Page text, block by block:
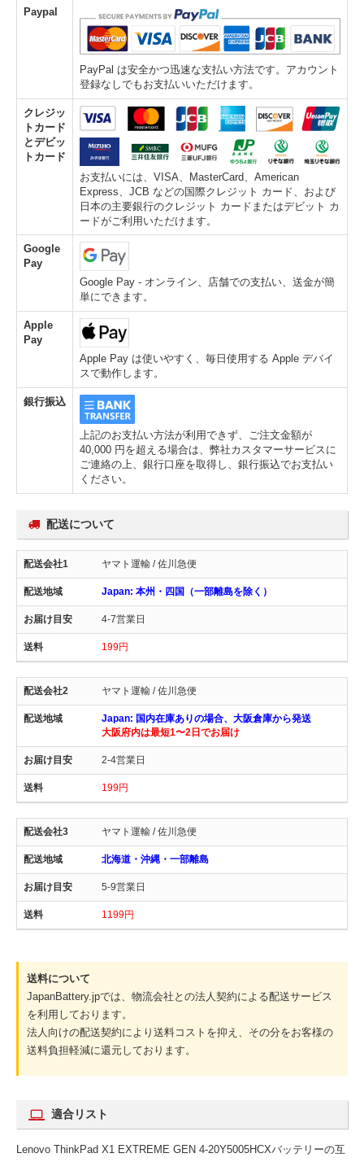
Paypal
PayPal は安全かつ迅速な支払い方法です。アカウント
登録なしでもお支払いいただけます。
クレジッ
トカード
とデビッ
トカード
お支払いには、VISA、MasterCard、American
Express、JCB などの国際クレジット カード、および
日本の主要銀行のクレジット カードまたはデビット カ
ードがご利用いただけます。
Google
Pay
Google Pay - オンライン、店舗での支払い、送金が簡
単にできます。
Apple
Pay
Apple Pay は使いやすく、毎日使用する Apple デバイ
スで動作します。
銀行振込
上記のお支払い方法が利用できず、ご注文金額が
40,000 円を超える場合は、弊社カスタマーサービスに
ご連絡の上、銀行口座を取得し、銀行振込でお支払い
ください。
配送について
ヤマト運輸 / 佐川急便
Japan: 本州・四国（一部離島を除く）
4-7営業日
199円
ヤマト運輸 / 佐川急便
Japan: 国内在庫ありの場合、大阪倉庫から発送
大阪府内は最短1〜2日でお届け
2-4営業日
199円
ヤマト運輸 / 佐川急便
北海道・沖縄・一部離島
5-9営業日
1199円
送料について
JapanBattery.jpでは、物流会社との法人契約による配送サービス
を利用しております。
法人向けの配送契約により送料コストを抑え、その分をお客様の
送料負担軽減に還元しております。
適合リスト
Lenovo ThinkPad X1 EXTREME GEN 4-20Y5005HCXバッテリーの互